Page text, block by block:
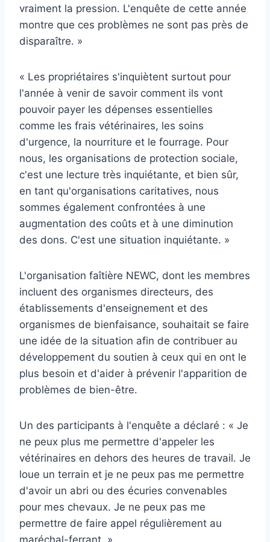
vraiment la pression. L'enquête de cette année
montre que ces problèmes ne sont pas près de
disparaître. »
« Les propriétaires s'inquiètent surtout pour
l'année à venir de savoir comment ils vont
pouvoir payer les dépenses essentielles
comme les frais vétérinaires, les soins
d'urgence, la nourriture et le fourrage. Pour
nous, les organisations de protection sociale,
c'est une lecture très inquiétante, et bien sûr,
en tant qu'organisations caritatives, nous
sommes également confrontées à une
augmentation des coûts et à une diminution
des dons. C'est une situation inquiétante. »
L'organisation faîtière NEWC, dont les membres
incluent des organismes directeurs, des
établissements d'enseignement et des
organismes de bienfaisance, souhaitait se faire
une idée de la situation afin de contribuer au
développement du soutien à ceux qui en ont le
plus besoin et d'aider à prévenir l'apparition de
problèmes de bien-être.
Un des participants à l'enquête a déclaré : « Je
ne peux plus me permettre d'appeler les
vétérinaires en dehors des heures de travail. Je
loue un terrain et je ne peux pas me permettre
d'avoir un abri ou des écuries convenables
pour mes chevaux. Je ne peux pas me
permettre de faire appel régulièrement au